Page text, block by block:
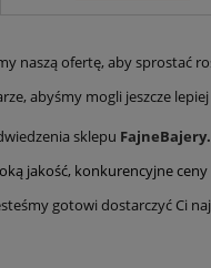
naszą ofertę, aby sprostać
abyśmy mogli jeszcze
sklepu
jakość, konkurencyjne ceny
gotowi dostarczyć Ci